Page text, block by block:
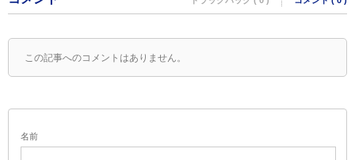
この記事へのコメントはありません。
名前